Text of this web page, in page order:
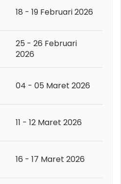
18 - 19 Februari 2026
25 - 26 Februari
2026
04 - 05 Maret 2026
11 - 12 Maret 2026
16 - 17 Maret 2026